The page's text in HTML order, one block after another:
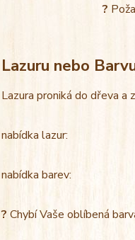
?
Lazuru nebo
Lazura proniká do dřeva a
nabídka lazur:
nabídka barev:
? Chybí Vaše oblíbená